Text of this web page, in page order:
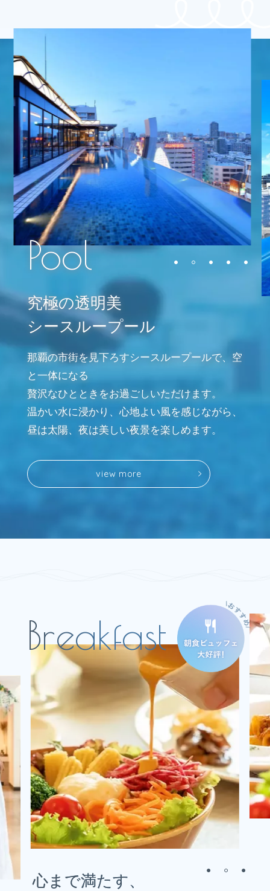
究極の透明美
シースループール
那覇の市街を見下ろすシースループールで、空
と一体になる
贅沢なひとときをお過ごしいただけます。
温かい水に浸かり、心地よい風を感じながら、
昼は太陽、夜は美しい夜景を楽しめます。
view more
心まで満たす、